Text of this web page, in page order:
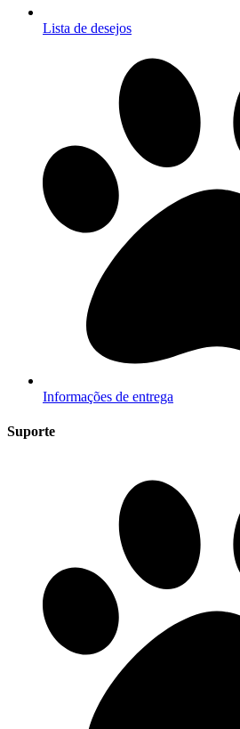
Lista de desejos
Informações de entrega
Suporte